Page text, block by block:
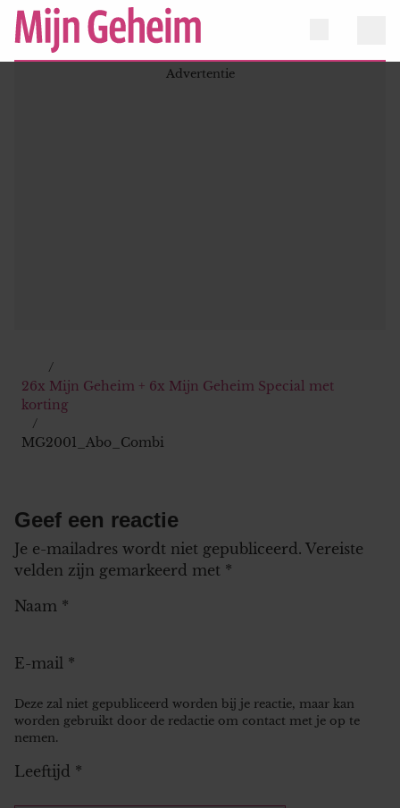
26x Mijn Geheim + 6x Mijn Geheim Special met
korting
MG2001_Abo_Combi
Geef een reactie
Je e-mailadres wordt niet gepubliceerd. Vereiste
velden zijn gemarkeerd met *
Naam *
E-mail *
Deze zal niet gepubliceerd worden bij je reactie, maar kan
worden gebruikt door de redactie om contact met je op te
nemen.
Leeftijd *